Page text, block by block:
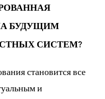
БУДУЩИМ
СИСТЕМ?
становится все
и